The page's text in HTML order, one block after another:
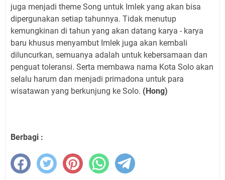
juga menjadi theme Song untuk Imlek yang akan bisa
dipergunakan setiap tahunnya. Tidak menutup
kemungkinan di tahun yang akan datang karya - karya
baru khusus menyambut Imlek juga akan kembali
diluncurkan, semuanya adalah untuk kebersamaan dan
penguat toleransi. Serta membawa nama Kota Solo akan
selalu harum dan menjadi primadona untuk para
wisatawan yang berkunjung ke Solo. (Hong)
Berbagi :